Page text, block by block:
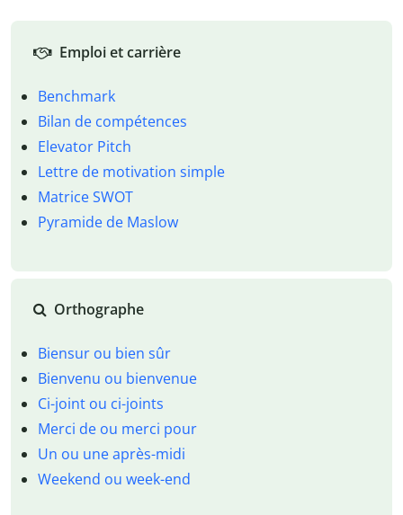
Emploi et carrière
Benchmark
Bilan de compétences
Elevator Pitch
Lettre de motivation simple
Matrice SWOT
Pyramide de Maslow
Orthographe
Biensur ou bien sûr
Bienvenu ou bienvenue
Ci-joint ou ci-joints
Merci de ou merci pour
Un ou une après-midi
Weekend ou week-end